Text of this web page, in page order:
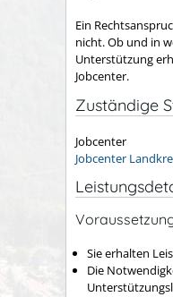
Ein
nicht. Ob und in
Unterstützung
Jobcenter.
Zuständige
Jobcenter
Jobcenter
Sie erhalten
Die